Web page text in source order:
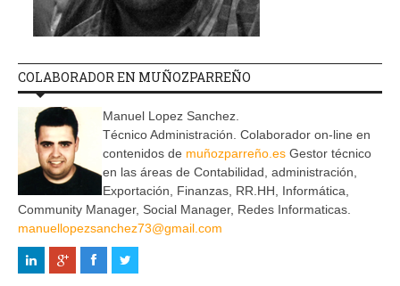
COLABORADOR EN MUÑOZPARREÑO
Manuel Lopez Sanchez.
Técnico Administración. Colaborador on-line en
contenidos de muñozparreño.es Gestor técnico
en las áreas de Contabilidad, administración,
Exportación, Finanzas, RR.HH, Informática,
Community Manager, Social Manager, Redes Informaticas.
manuellopezsanchez73@gmail.com